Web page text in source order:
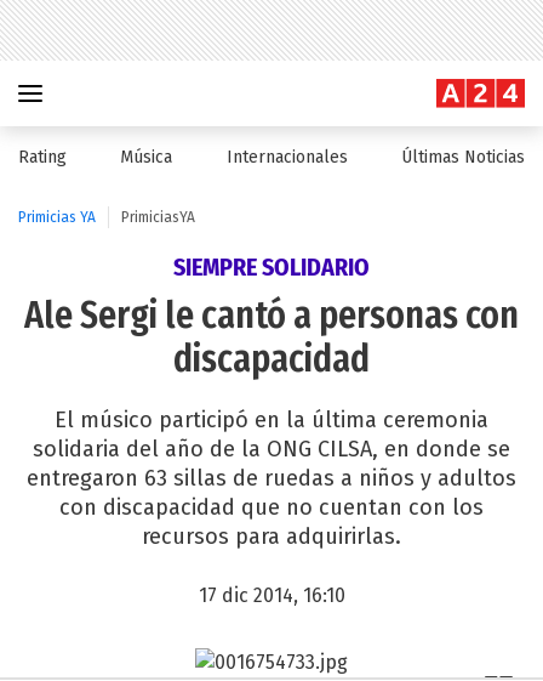
Rating Música Internacionales Últimas Noticias
Primicias YA PrimiciasYA
SIEMPRE SOLIDARIO
Ale Sergi le cantó a personas con
discapacidad
El músico participó en la última ceremonia
solidaria del año de la ONG CILSA, en donde se
entregaron 63 sillas de ruedas a niños y adultos
con discapacidad que no cuentan con los
recursos para adquirirlas.
17 dic 2014, 16:10